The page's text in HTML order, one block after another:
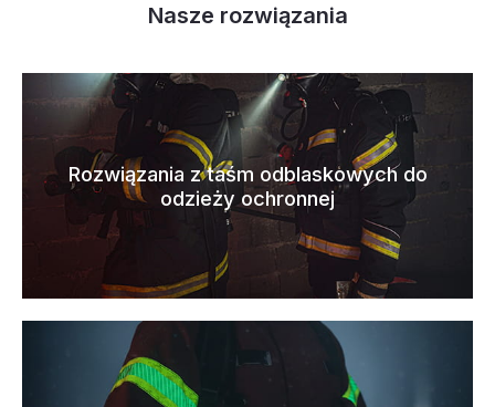
Nasze rozwiązania
Rozwiązania z taśm odblaskowych do
odzieży ochronnej